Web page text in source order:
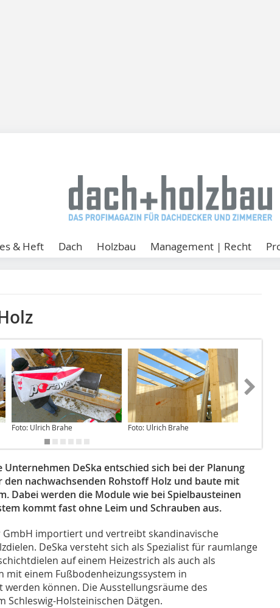
& Heft Dach Holzbau Management | Recht
Foto: Ulrich Brahe Foto: Ulrich Brahe Foto:
Unternehmen DeSka entschied sich bei der Planung
den nachwachsenden Rohstoff Holz und baute mit
Dabei werden die Module wie bei Spielbausteinen
kommt fast ohne Leim und Schrauben aus.
GmbH importiert und vertreibt skandinavische
DeSka versteht sich als Spezialist für raumlange
auf einem Heizestrich als auch als
mit einem Fußbodenheizungssystem in
werden können. Die Ausstellungsräume des
Schleswig-Holsteinischen Dätgen.